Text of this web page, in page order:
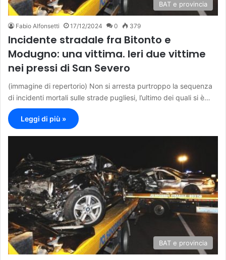
BAT e provincia
Fabio Alfonsetti 17/12/2024 0 379
Incidente stradale fra Bitonto e
Modugno: una vittima. Ieri due vittime
nei pressi di San Severo
(immagine di repertorio) Non si arresta purtroppo la sequenza
di incidenti mortali sulle strade pugliesi, l’ultimo dei quali si è…
Leggi di più »
BAT e provincia